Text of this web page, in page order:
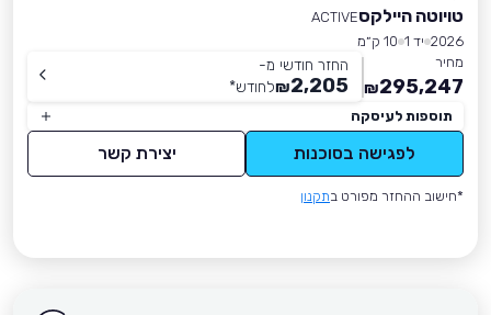
טויוטה היילקסACTIVE
2026 יד 1
10 ק״מ
מחיר
295,247
₪
החזר חודשי מ-
2,205
₪לחודש*
תוספות לעיסקה
לפגישה בסוכנות יצירת קשר
*חישוב ההחזר מפורט בתקנון